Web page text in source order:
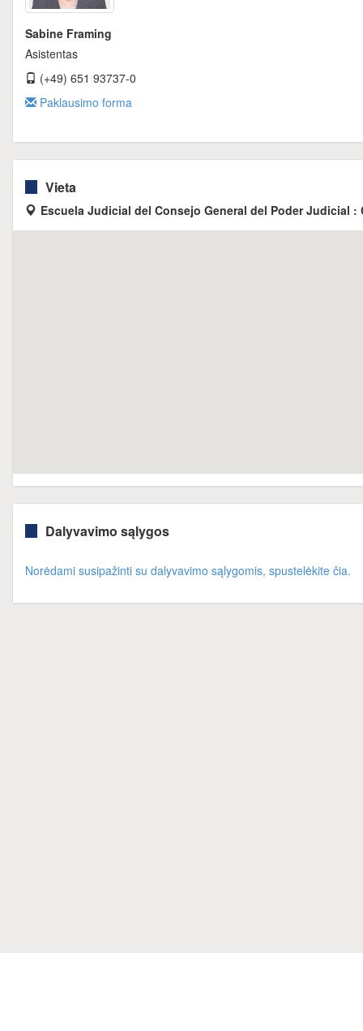
Sabine Framing
Asistentas
(+49) 651 93737-0
Paklausimo forma
Vieta
Escuela Judicial del Consejo General del Poder Judicial :
Dalyvavimo sąlygos
Norėdami susipažinti su dalyvavimo sąlygomis, spustelėkite čia.